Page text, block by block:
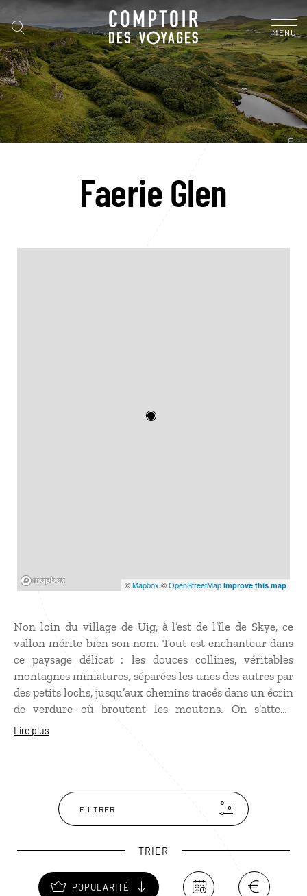
MENU
Faerie Glen
©Mapbox ©OpenStreetMap Improve this map
Non loin du village de Uig, à l’est de l’île de Skye, ce
vallon mérite bien son nom. Tout est enchanteur dans
ce paysage délicat : les douces collines, véritables
montagnes miniatures, séparées les unes des autres par
des petits lochs, jusqu’aux chemins tracés dans un écrin
de verdure où broutent les moutons. On s’attend
presque à voir sortir des Hobbits d’une maison
Lire plus
FILTRER
TRIER
POPULARITÉ